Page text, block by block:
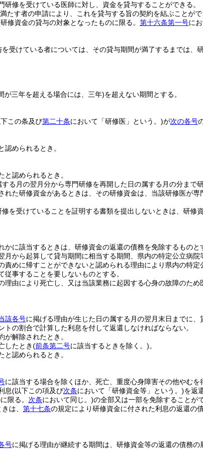
修を受けている医師に対し、資金を貸与することができる。
たす者の申請により、これを貸与する旨の契約を結ぶことがで
修資金の貸与の対象となったものに限る。 第十六条第一号に
受けている者については、その貸与期間が満了するまでは、
が三年を超える場合には、三年)を超えない期間とする。
この条及び第二十条において「研修医」という。)が次の各号
められるとき。
認められるとき。
る月の翌月分から専門研修を再開した日の属する月の分まで
れた研修資金があるときは、その研修資金は、当該研修医が
を受けていることを証明する書類を提出しないときは、研修
かに該当するときは、研修資金の返還の債務を免除するものと
から起算して貸与期間に相当する期間、県内の特定公立病院
責めに帰すことができないと認められる理由により県内の特
事することを要しないものとする。
由により死亡し、又は当該業務に起因する心身の故障のた
該各号に掲げる理由が生じた日の属する月の翌月末日までに、
の割合で計算した利息を付して返還しなければならない。
解除されたとき。
したとき(前条第二号に該当するときを除く。)。
認められるとき。
に該当する場合を除くほか、死亡、重度心身障害その他やむ
息(以下この項及び次条において「研修資金等」という。)を返
限る。 次条において同じ。)の全部又は一部を免除することが
は、 第十七条の規定により研修資金に付された利息の返還の
号に掲げる理由が継続する期間は、研修資金等の返還の債務の